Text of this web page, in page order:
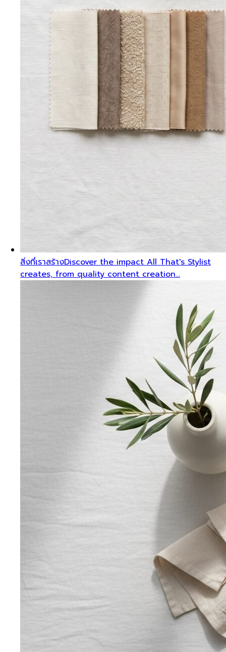
สิ่งที่เราสร้างDiscover the impact All That's Stylist
creates, from quality content creation…